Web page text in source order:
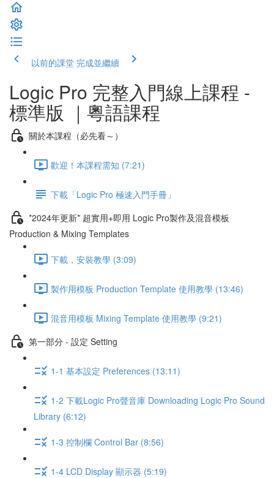
以前的課堂 完成並繼續
Logic Pro 完整入門線上課程 -
標準版 ｜粵語課程
關於本課程（必先看～）
歡迎！本課程需知 (7:21)
下載「Logic Pro 極速入門手冊」
*2024年更新* 超實用+即用 Logic Pro製作及混音模板
Production & Mixing Templates
下載，安裝教學 (3:09)
製作用模板 Production Template 使用教學 (13:46)
混音用模板 Mixing Template 使用教學 (9:21)
第一部分 - 設定 Setting
1-1 基本設定 Preferences (13:11)
1-2 下載Logic Pro聲音庫 Downloading Logic Pro Sound
Library (6:12)
1-3 控制欄 Control Bar (8:56)
1-4 LCD Display 顯示器 (5:19)